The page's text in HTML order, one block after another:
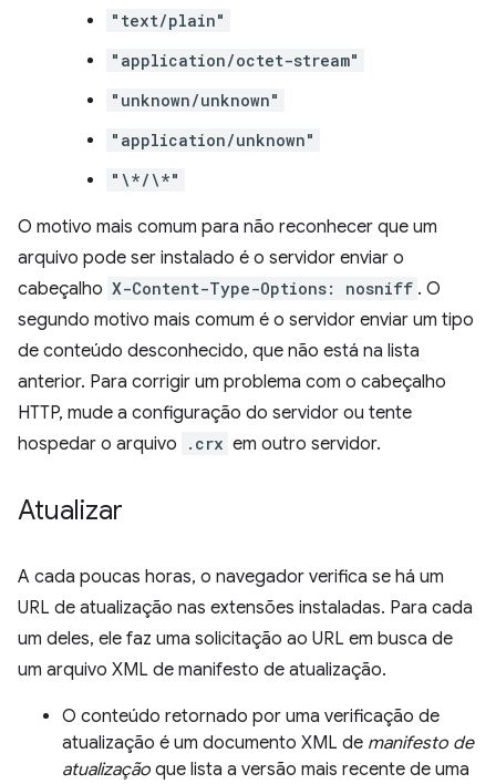
"text/plain"
"application/octet-stream"
"unknown/unknown"
"application/unknown"
"\*/\*"
O motivo mais comum para não reconhecer que um
arquivo pode ser instalado é o servidor enviar o
cabeçalho X-Content-Type-Options: nosniff . O
segundo motivo mais comum é o servidor enviar um tipo
de conteúdo desconhecido, que não está na lista
anterior. Para corrigir um problema com o cabeçalho
HTTP, mude a configuração do servidor ou tente
hospedar o arquivo
.crx em outro servidor.
Atualizar
A cada poucas horas, o navegador verifica se há um
URL de atualização nas extensões instaladas. Para cada
um deles, ele faz uma solicitação ao URL em busca de
um arquivo XML de manifesto de atualização.
O conteúdo retornado por uma verificação de
atualização é um documento XML de manifesto de
atualização que lista a versão mais recente de uma